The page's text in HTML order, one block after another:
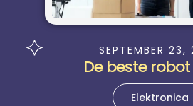
SEPTEMBER 23,
De beste robot
Elektronica